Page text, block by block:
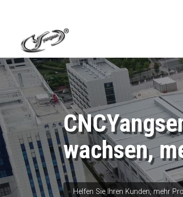
wachsen,
Helfen Sie Ihren Kunden, mehr